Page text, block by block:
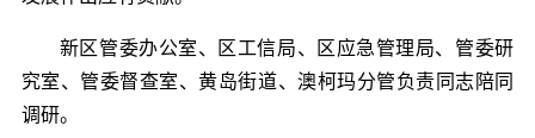
新区管委办公室、区工信局、区应急管理局、管委研
究室、管委督查室、黄岛街道、澳柯玛分管负责同志陪同
调研。